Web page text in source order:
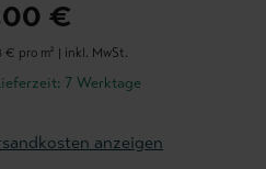
€
€ pro m² | inkl. MwSt.
7 Werktage
anzeigen